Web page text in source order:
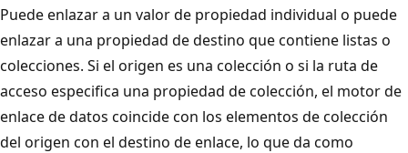
Puede enlazar a un valor de propiedad individual o puede
enlazar a una propiedad de destino que contiene listas o
colecciones. Si el origen es una colección o si la ruta de
acceso especifica una propiedad de colección, el motor de
enlace de datos coincide con los elementos de colección
del origen con el destino de enlace, lo que da como